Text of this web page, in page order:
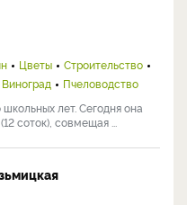
Цветы
Строительство
Виноград
Пчеловодство
лет. Сегодня она
соток), совмещая ...